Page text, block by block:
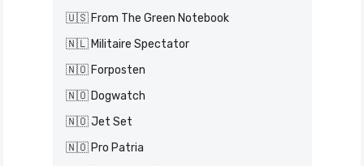
🇺🇸 From The Green Notebook
🇳🇱 Militaire Spectator
🇳🇴 Forposten
🇳🇴 Dogwatch
🇳🇴 Jet Set
🇳🇴 Pro Patria